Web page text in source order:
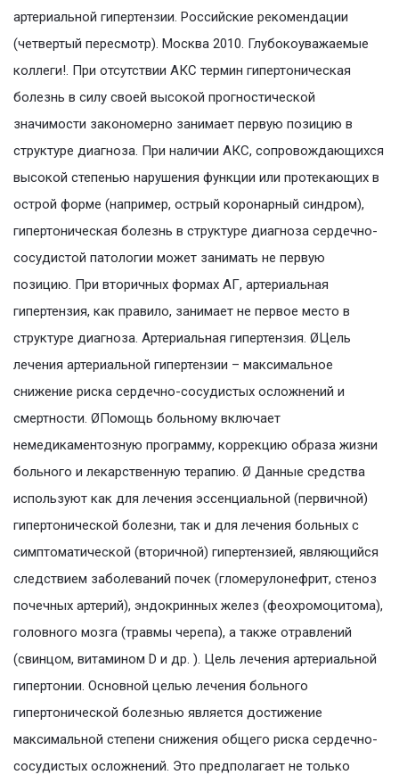
артериальной гипертензии. Российские рекомендации
(четвертый пересмотр). Москва 2010. Глубокоуважаемые
коллеги!. При отсутствии АКС термин гипертоническая
болезнь в силу своей высокой прогностической
значимости закономерно занимает первую позицию в
структуре диагноза. При наличии АКС, сопровождающихся
высокой степенью нарушения функции или протекающих в
острой форме (например, острый коронарный синдром),
гипертоническая болезнь в структуре диагноза сердечно-
сосудистой патологии может занимать не первую
позицию. При вторичных формах АГ, артериальная
гипертензия, как правило, занимает не первое место в
структуре диагноза. Артериальная гипертензия. ØЦель
лечения артериальной гипертензии – максимальное
снижение риска сердечно-сосудистых осложнений и
смертности. ØПомощь больному включает
немедикаментозную программу, коррекцию образа жизни
больного и лекарственную терапию. Ø Данные средства
используют как для лечения эссенциальной (первичной)
гипертонической болезни, так и для лечения больных с
симптоматической (вторичной) гипертензией, являющийся
следствием заболеваний почек (гломерулонефрит, стеноз
почечных артерий), эндокринных желез (феохромоцитома),
головного мозга (травмы черепа), а также отравлений
(свинцом, витамином D и др. ). Цель лечения артериальной
гипертонии. Основной целью лечения больного
гипертонической болезнью является достижение
максимальной степени снижения общего риска сердечно-
сосудистых осложнений. Это предполагает не только